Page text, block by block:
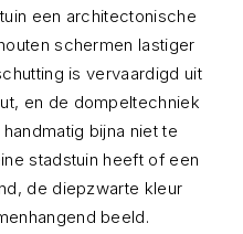
een architectonische
schermen lastiger
is vervaardigd uit
en de dompeltechniek
bijna niet te
stadstuin heeft of een
de diepzwarte kleur
beeld.